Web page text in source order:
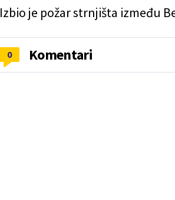
Izbio je požar strnjišta između
0 Komentari